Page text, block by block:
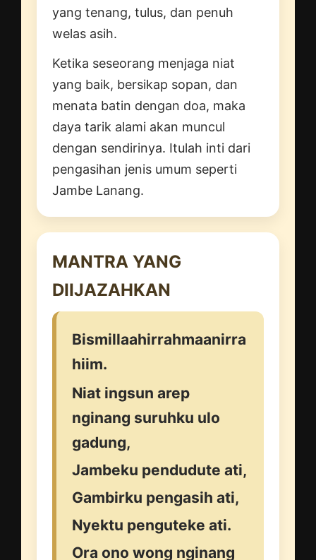
yang tenang, tulus, dan penuh
welas asih.
Ketika seseorang menjaga niat
yang baik, bersikap sopan, dan
menata batin dengan doa, maka
daya tarik alami akan muncul
dengan sendirinya. Itulah inti dari
pengasihan jenis umum seperti
Jambe Lanang.
MANTRA YANG
DIIJAZAHKAN
Bismillaahirrahmaanirra
hiim.
Niat ingsun arep
nginang suruhku ulo
gadung,
Jambeku pendudute ati,
Gambirku pengasih ati,
Nyektu penguteke ati.
Ora ono wong nginang